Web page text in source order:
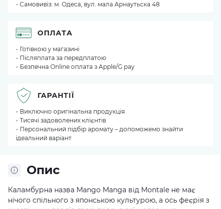
Опис
Каламбурна назва Mango Manga від Montale не має
нічого спільного з японською культурою, а ось феєрія з
- Самовивіз: м. Одеса, вул. мала Арнаутьска 48
ОПЛАТА
- Готівкою у магазині
- Післяплата за передплатою
- Безпечна Online оплата з Apple/G pay
ГАРАНТІЇ
- Виключно оригінальна продукція
- Тисячі задоволених клієнтів
- Персональний підбір аромату – допоможемо знайти
ідеальний варіант